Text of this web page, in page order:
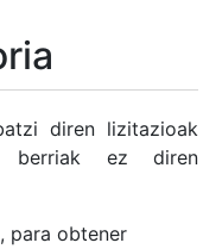
diren lizitazioak
berriak ez diren
para obtener